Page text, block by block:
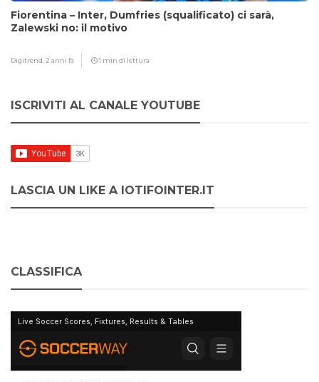
Fiorentina – Inter, Dumfries (squalificato) ci sarà,
Zalewski no: il motivo
Digitrend, 2 anni fa 1 min di lettura
ISCRIVITI AL CANALE YOUTUBE
LASCIA UN LIKE A IOTIFOINTER.IT
CLASSIFICA